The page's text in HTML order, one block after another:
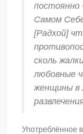
постоянно
Самом
[Радхой]
сколь
любовные
женщины в
Употреблённое